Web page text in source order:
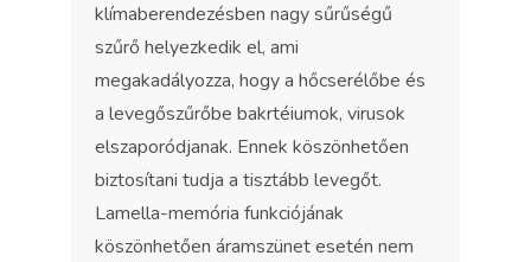
klímaberendezésben nagy sűrűségű
szűrő helyezkedik el, ami
megakadályozza, hogy a hőcserélőbe és
a levegőszűrőbe bakrtéiumok, virusok
elszaporódjanak. Ennek köszönhetően
biztosítani tudja a tisztább levegőt.
Lamella-memória funkciójának
köszönhetően áramszünet esetén nem